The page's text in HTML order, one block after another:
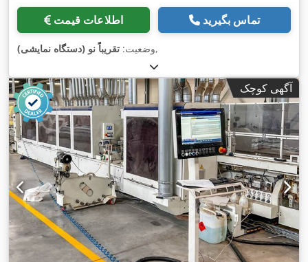
اطلاعات قیمت تماس بگیرید
وضعیت: تقریباً نو (دستگاه نمایشی) ,
آگهی کوچک